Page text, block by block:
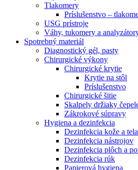
Tlakomery
Príslušenstvo –
USG prístroje
Váhy, tukomery a
Spotrebný materiál
Diagnostický gél, pasty
Chirurgické výkony
Chirurgické krytie
Krytie na stôl
Príslušenstvo
Chirurgické šitie
Skalpely držiaky
Zákrokové súpravy
Hygiena a dezinfekcia
Dezinfekcia kože a tela
Dezinfekcia nástrojov
Dezinfekcia plôch a
Dezinfekcia rúk
Papierová hygiena